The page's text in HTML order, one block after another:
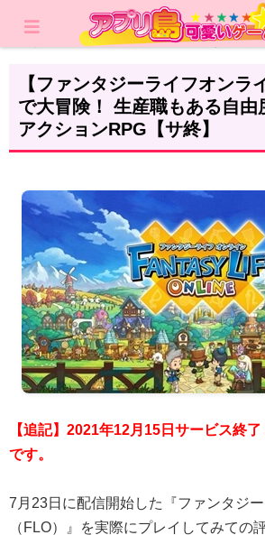
レビュー アクション
【ファンタジーライフオンラ
で大冒険！ 生産職もある自由
アクションRPG【サ終】
【追記】2021年12月15日サービス終
です。
7月23日に配信開始した『ファンタジ
（FLO）』を実際にプレイしてみての